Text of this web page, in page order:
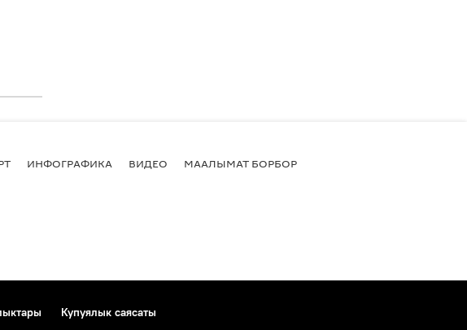
ИНФОГРАФИКА ВИДЕО МААЛЫМАТ БОРБОР
Купуялык саясаты